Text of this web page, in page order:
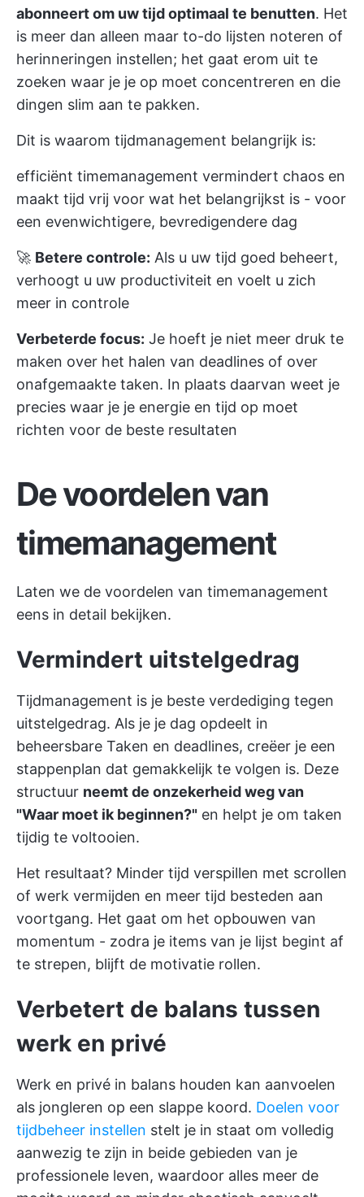
abonneert om uw tijd optimaal te benutten. Het
is meer dan alleen maar to-do lijsten noteren of
herinneringen instellen; het gaat erom uit te
zoeken waar je je op moet concentreren en die
dingen slim aan te pakken.
Dit is waarom tijdmanagement belangrijk is:
efficiënt timemanagement vermindert chaos en
maakt tijd vrij voor wat het belangrijkst is - voor
een evenwichtigere, bevredigendere dag
🚀 Betere controle: Als u uw tijd goed beheert,
verhoogt u uw productiviteit en voelt u zich
meer in controle
Verbeterde focus: Je hoeft je niet meer druk te
maken over het halen van deadlines of over
onafgemaakte taken. In plaats daarvan weet je
precies waar je je energie en tijd op moet
richten voor de beste resultaten
De voordelen van
timemanagement
Laten we de voordelen van timemanagement
eens in detail bekijken.
Vermindert uitstelgedrag
Tijdmanagement is je beste verdediging tegen
uitstelgedrag. Als je je dag opdeelt in
beheersbare Taken en deadlines, creëer je een
stappenplan dat gemakkelijk te volgen is. Deze
structuur neemt de onzekerheid weg van
"Waar moet ik beginnen?" en helpt je om taken
tijdig te voltooien.
Het resultaat? Minder tijd verspillen met scrollen
of werk vermijden en meer tijd besteden aan
voortgang. Het gaat om het opbouwen van
momentum - zodra je items van je lijst begint af
te strepen, blijft de motivatie rollen.
Verbetert de balans tussen
werk en privé
Werk en privé in balans houden kan aanvoelen
als jongleren op een slappe koord. Doelen voor
tijdbeheer instellen stelt je in staat om volledig
aanwezig te zijn in beide gebieden van je
professionele leven, waardoor alles meer de